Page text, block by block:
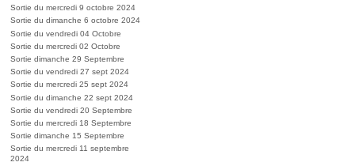
Sortie du mercredi 9 octobre 2024
Sortie du dimanche 6 octobre 2024
Sortie du vendredi 04 Octobre
Sortie du mercredi 02 Octobre
Sortie dimanche 29 Septembre
Sortie du vendredi 27 sept 2024
Sortie du mercredi 25 sept 2024
Sortie du dimanche 22 sept 2024
Sortie du vendredi 20 Septembre
Sortie du mercredi 18 Septembre
Sortie dimanche 15 Septembre
Sortie du mercredi 11 septembre
2024